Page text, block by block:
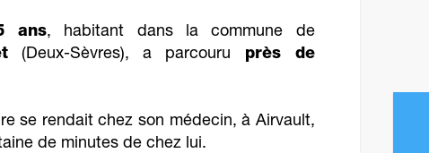
ans, habitant dans la commune de
(Deux-Sèvres), a parcouru près de
se rendait chez son médecin, à Airvault,
de minutes de chez lui.